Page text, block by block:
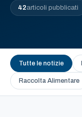
42articoli pubblicati
Tutte le notizie
Raccolta Alimentare